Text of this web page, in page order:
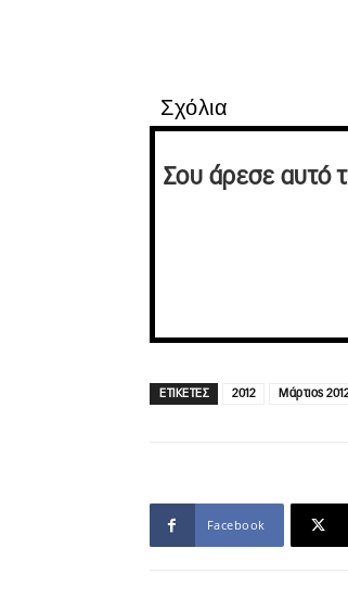
Σχόλια
Σου άρεσε αυτό
ΕΤΙΚΕΤΕΣ 2012 Μάρτιος 2012
Facebook